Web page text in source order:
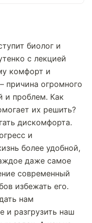
биолог и
с лекцией
комфорт и
причина огромного
и проблем. Как
их решить?
дискомфорта.
и
более удобной,
даже самое
современный
избежать его.
нам
и разгрузить наш